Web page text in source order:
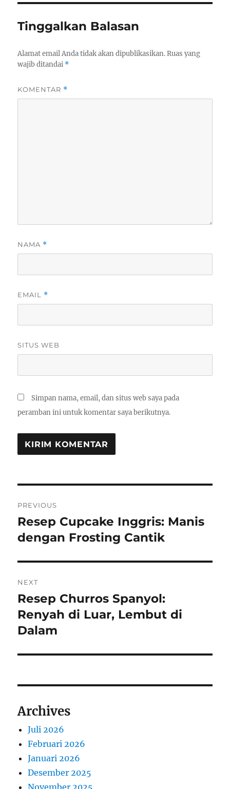
Tinggalkan Balasan
Alamat email Anda tidak akan dipublikasikan. Ruas yang
wajib ditandai *
KOMENTAR *
NAMA *
EMAIL *
SITUS WEB
Simpan nama, email, dan situs web saya pada
peramban ini untuk komentar saya berikutnya.
pos
PREVIOUS
Previous
post:
Resep Cupcake Inggris: Manis
dengan Frosting Cantik
NEXT
Next
post:
Resep Churros Spanyol:
Renyah di Luar, Lembut di
Dalam
Archives
Juli 2026
Februari 2026
Januari 2026
Desember 2025